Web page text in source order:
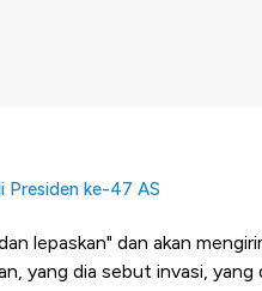
Presiden ke-47 AS
lepaskan" dan akan
yang dia sebut invasi, yang